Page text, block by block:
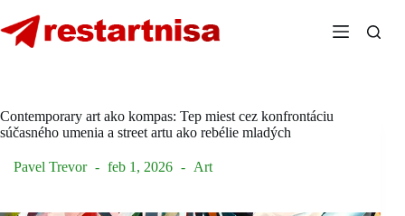
to
content
Contemporary art ako kompas: Tep miest cez konfrontáciu
súčasného umenia a street artu ako rebélie mladých
Pavel Trevor feb 1, 2026 Art